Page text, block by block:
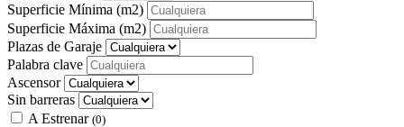
Superficie Mínima (m2)
Superficie Máxima (m2)
Plazas de Garaje
Palabra clave
Ascensor
Sin barreras
A Estrenar (0)